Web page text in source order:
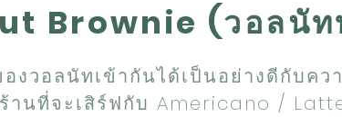
Brownie (วอลนัท
งวอลนัทเข้ากันได้เป็นอย่างดีกับคว
านที่จะเสิร์ฟกับ Americano /